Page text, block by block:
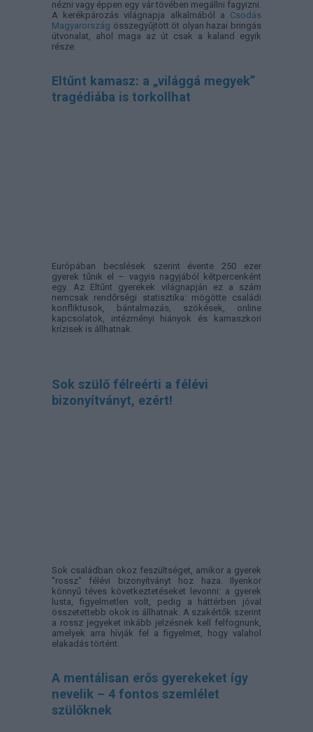
nézni vagy éppen egy vár tövében megállni fagyizni.
A kerékpározás világnapja alkalmából a Csodás
Magyarország összegyűjtött öt olyan hazai bringás
útvonalat, ahol maga az út csak a kaland egyik
része.
Eltűnt kamasz: a „világgá megyek”
tragédiába is torkollhat
Európában becslések szerint évente 250 ezer
gyerek tűnik el – vagyis nagyjából kétpercenként
egy. Az Eltűnt gyerekek világnapján ez a szám
nemcsak rendőrségi statisztika: mögötte családi
konfliktusok, bántalmazás, szökések, online
kapcsolatok, intézményi hiányok és kamaszkori
krízisek is állhatnak.
Sok szülő félreérti a félévi
bizonyítványt, ezért!
Sok családban okoz feszültséget, amikor a gyerek
"rossz" félévi bizonyítványt hoz haza. Ilyenkor
könnyű téves következtetéseket levonni: a gyerek
lusta, figyelmetlen volt, pedig a háttérben jóval
összetettebb okok is állhatnak. A szakértők szerint
a rossz jegyeket inkább jelzésnek kell felfognunk,
amelyek arra hívják fel a figyelmet, hogy valahol
elakadás történt.
A mentálisan erős gyerekeket így
nevelik – 4 fontos szemlélet
szülőknek